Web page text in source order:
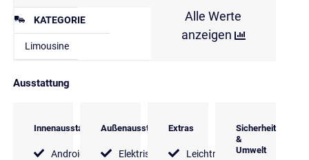
KATEGORIE
Limousine
Alle Werte
anzeigen
Ausstattung
Innenausstattung
Android
Außenausstattung
Elektrische
Extras
Leichtmetallfelgen
Sicherheit
&
Umwelt